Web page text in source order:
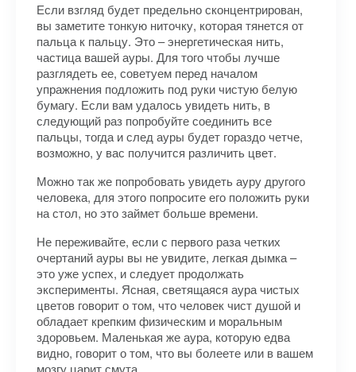
Если взгляд будет предельно сконцентрирован,
вы заметите тонкую ниточку, которая тянется от
пальца к пальцу. Это – энергетическая нить,
частица вашей ауры. Для того чтобы лучше
разглядеть ее, советуем перед началом
упражнения подложить под руки чистую белую
бумагу. Если вам удалось увидеть нить, в
следующий раз попробуйте соединить все
пальцы, тогда и след ауры будет гораздо четче,
возможно, у вас получится различить цвет.
Можно так же попробовать увидеть ауру другого
человека, для этого попросите его положить руки
на стол, но это займет больше времени.
Не переживайте, если с первого раза четких
очертаний ауры вы не увидите, легкая дымка –
это уже успех, и следует продолжать
эксперименты. Ясная, светящаяся аура чистых
цветов говорит о том, что человек чист душой и
обладает крепким физическим и моральным
здоровьем. Маленькая же аура, которую едва
видно, говорит о том, что вы болеете или в вашем
мозгу царит смута.